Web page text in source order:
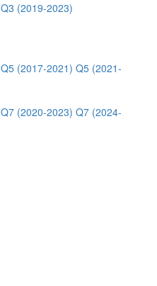
Q3 (2019-2023)
Q5 (2017-2021) Q5 (2021-
Q7 (2020-2023) Q7 (2024-